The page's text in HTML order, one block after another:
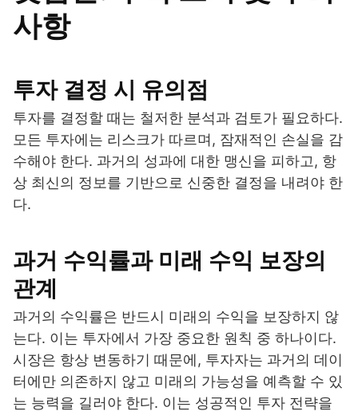
사항
투자 결정 시 유의점
투자를 결정할 때는 철저한 분석과 검토가 필요하다.
모든 투자에는 리스크가 따르며, 잠재적인 손실을 감
수해야 한다. 과거의 성과에 대한 맹신을 피하고, 항
상 최신의 정보를 기반으로 신중한 결정을 내려야 한
다.
과거 수익률과 미래 수익 보장의
관계
과거의 수익률은 반드시 미래의 수익을 보장하지 않
는다. 이는 투자에서 가장 중요한 원칙 중 하나이다.
시장은 항상 변동하기 때문에, 투자자는 과거의 데이
터에만 의존하지 않고 미래의 가능성을 예측할 수 있
는 능력을 길러야 한다. 이는 성공적인 투자 전략을